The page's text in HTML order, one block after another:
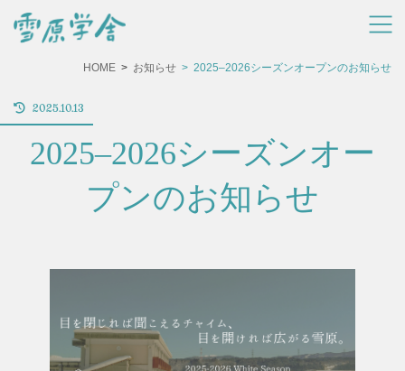
HOME お知らせ 2025–2026シーズンオープンのお知らせ
2025–2026シーズンオー
プンのお知らせ
最
新
日
時
2025.10.13